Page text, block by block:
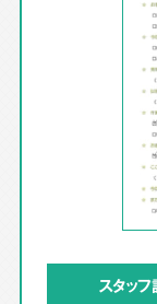
スタッ